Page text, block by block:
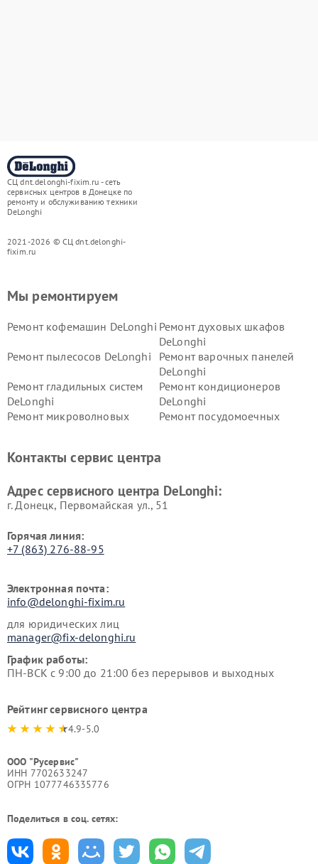
СЦ dnt.delonghi-fixim.ru - сеть
сервисных центров в Донецке по
ремонту и обслуживанию техники
DeLonghi
2021-2026 © СЦ dnt.delonghi-
fixim.ru
Мы ремонтируем
Ремонт кофемашин DeLonghi Ремонт духовых шкафов
DeLonghi
Ремонт пылесосов DeLonghi
Ремонт варочных панелей
DeLonghi
Ремонт гладильных систем
DeLonghi
Ремонт кондиционеров
DeLonghi
Ремонт микроволновых
Ремонт посудомоечных
DeLonghi
DeLonghi
Контакты сервис центра
Адрес сервисного центра DeLonghi:
г. Донецк, Первомайская ул., 51
Горячая линия:
+7 (863) 276-88-95
Электронная почта:
info@delonghi-fixim.ru
для юридических лиц
manager@fix-delonghi.ru
График работы:
ПН-ВСК с 9:00 до 21:00 без перерывов и выходных
Рейтинг сервисного центра
4.9-5.0
ООО "Русервис"
ИНН 7702633247
ОГРН 1077746335776
Поделиться в соц. сетях: